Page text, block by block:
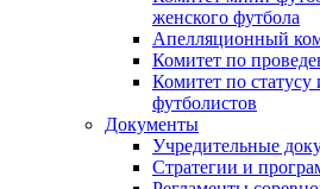
женского футбола
Апелляционный
Комитет по
Комитет по статусу
футболистов
Документы
Учредительные
Стратегии и